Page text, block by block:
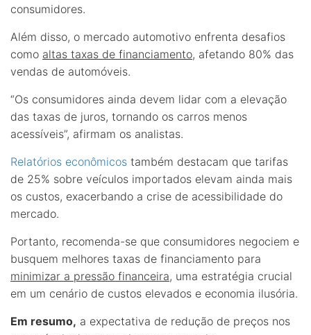
consumidores.
Além disso, o mercado automotivo enfrenta desafios
como altas taxas de financiamento, afetando 80% das
vendas de automóveis.
“Os consumidores ainda devem lidar com a elevação
das taxas de juros, tornando os carros menos
acessíveis”, afirmam os analistas.
Relatórios econômicos também destacam que tarifas
de 25% sobre veículos importados elevam ainda mais
os custos, exacerbando a crise de acessibilidade do
mercado.
Portanto, recomenda-se que consumidores negociem e
busquem melhores taxas de financiamento para
minimizar a pressão financeira, uma estratégia crucial
em um cenário de custos elevados e economia ilusória.
Em resumo, a expectativa de redução de preços nos